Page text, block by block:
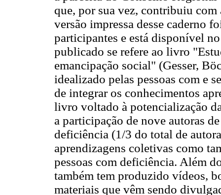
que, por sua vez, contribuiu
versão impressa desse caderno
participantes e está disponível
publicado se refere ao livro
emancipação social" (Gesser,
idealizado pelas pessoas com e
de integrar os conhecimentos
livro voltado à potencialização
a participação de nove autoras
deficiência (1/3 do total de
aprendizagens coletivas como
pessoas com deficiência. Além
também tem produzido vídeos,
materiais que vêm sendo